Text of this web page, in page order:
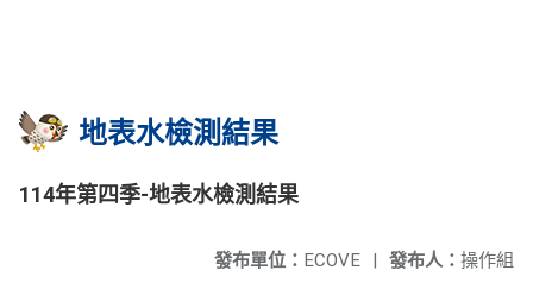
地表水檢測結果
114年第四季-地表水檢測結果
發布人： 操作組
發布單位： ECOVE |